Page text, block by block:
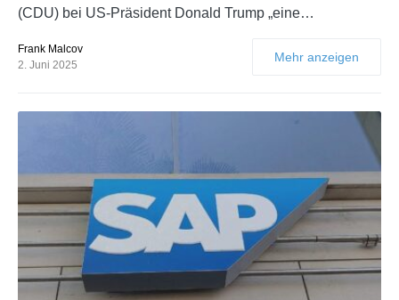
(CDU) bei US-Präsident Donald Trump „eine…
Frank Malcov
2. Juni 2025
Mehr anzeigen